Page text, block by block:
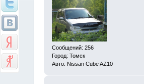
Сообщений: 256
Город: Томск
Авто: Nissan Cube AZ10